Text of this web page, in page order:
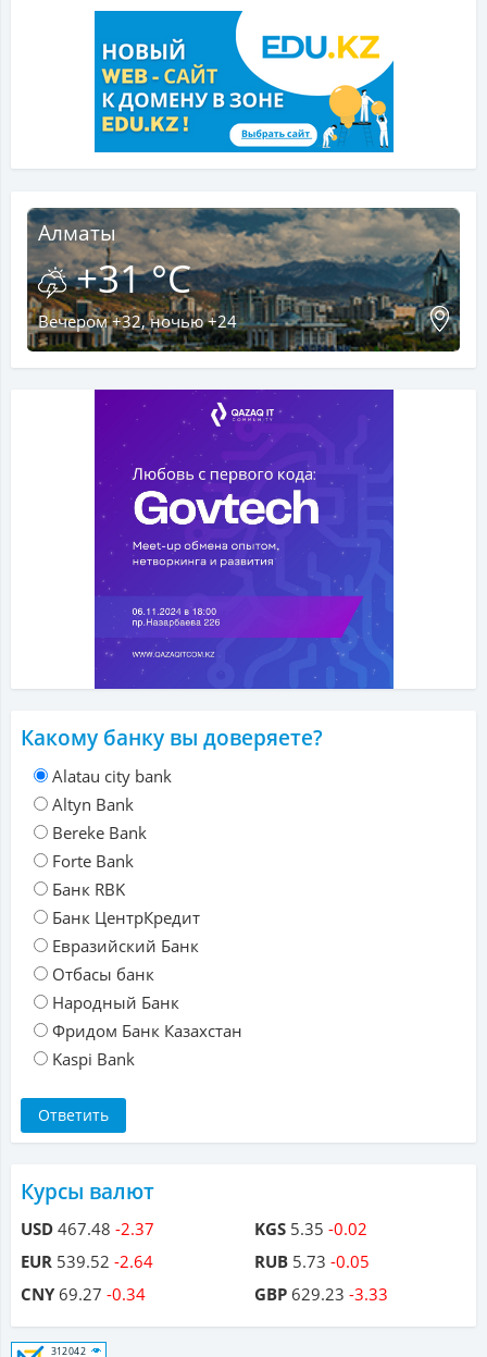
Алматы
+31 °C
Вечером +32, ночью +24
Какому банку вы доверяете?
Alatau city bank
Altyn Bank
Bereke Bank
Forte Bank
Банк RBK
Банк ЦентрКредит
Евразийский Банк
Отбасы банк
Народный Банк
Фридом Банк Казахстан
Kaspi Bank
Курсы валют
USD 467.48 -2.37
EUR 539.52 -2.64
CNY69.27 -0.34
KGS 5.35 -0.02
RUB 5.73 -0.05
GBP 629.23 -3.33